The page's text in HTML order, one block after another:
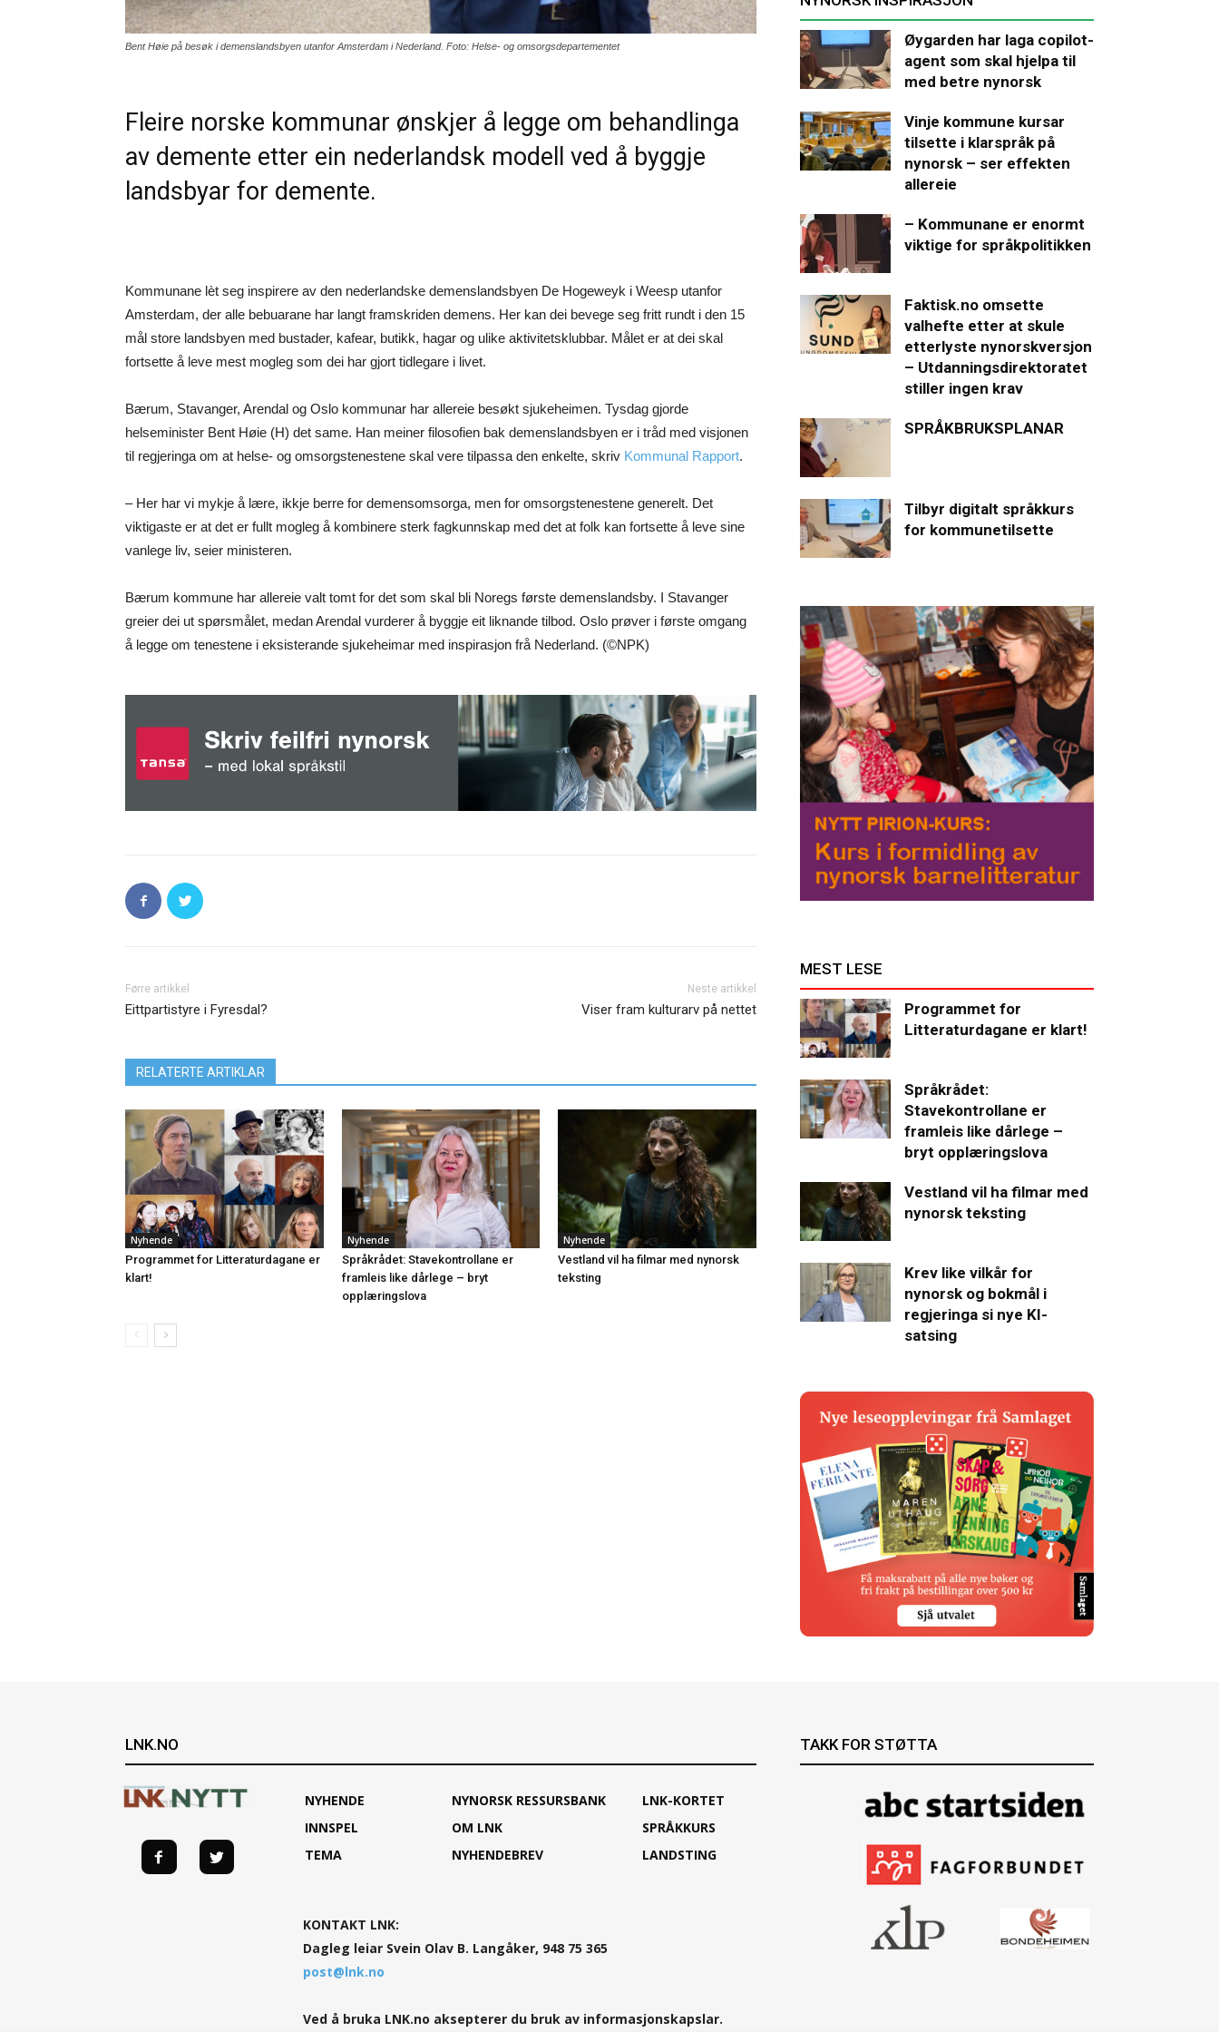
Bent Høie på besøk i demenslandsbyen utanfor Amsterdam i Nederland. Foto: Helse- og omsorgsdepartementet
Fleire norske kommunar ønskjer å legge om behandlinga
av demente etter ein nederlandsk modell ved å byggje
landsbyar for demente.
Kommunane lèt seg inspirere av den nederlandske demenslandsbyen De Hogeweyk i Weesp utanfor
Amsterdam, der alle bebuarane har langt framskriden demens. Her kan dei bevege seg fritt rundt i den 15
mål store landsbyen med bustader, kafear, butikk, hagar og ulike aktivitetsklubbar. Målet er at dei skal
fortsette å leve mest mogleg som dei har gjort tidlegare i livet.
Bærum, Stavanger, Arendal og Oslo kommunar har allereie besøkt sjukeheimen. Tysdag gjorde
helseminister Bent Høie (H) det same. Han meiner filosofien bak demenslandsbyen er i tråd med visjonen
til regjeringa om at helse- og omsorgstenestene skal vere tilpassa den enkelte, skriv Kommunal Rapport.
– Her har vi mykje å lære, ikkje berre for demensomsorga, men for omsorgstenestene generelt. Det
viktigaste er at det er fullt mogleg å kombinere sterk fagkunnskap med det at folk kan fortsette å leve sine
vanlege liv, seier ministeren.
Bærum kommune har allereie valt tomt for det som skal bli Noregs første demenslandsby. I Stavanger
greier dei ut spørsmålet, medan Arendal vurderer å byggje eit liknande tilbod. Oslo prøver i første omgang
å legge om tenestene i eksisterande sjukeheimar med inspirasjon frå Nederland. (©NPK)
Førre artikkel
Eittpartistyre i Fyresdal?
Neste artikkel
Viser fram kulturarv på nettet
RELATERTE ARTIKLAR
Nyhende
Programmet for Litteraturdagane er
klart!
Nyhende
Språkrådet: Stavekontrollane er
framleis like dårlege – bryt
opplæringslova
Nyhende
Vestland vil ha filmar med nynorsk
teksting
Øygarden har laga copilot-
agent som skal hjelpa til
med betre nynorsk
Vinje kommune kursar
tilsette i klarspråk på
nynorsk – ser effekten
allereie
– Kommunane er enormt
viktige for språkpolitikken
Faktisk.no omsette
valhefte etter at skule
etterlyste nynorskversjon
– Utdanningsdirektoratet
stiller ingen krav
SPRÅKBRUKSPLANAR
Tilbyr digitalt språkkurs
for kommunetilsette
MEST LESE
Programmet for
Litteraturdagane er klart!
Språkrådet:
Stavekontrollane er
framleis like dårlege –
bryt opplæringslova
Vestland vil ha filmar med
nynorsk teksting
Krev like vilkår for
nynorsk og bokmål i
regjeringa si nye KI-
satsing
LNK.NO
NYHENDE
INNSPEL
TEMA
NYNORSK RESSURSBANK
OM LNK
NYHENDEBREV
LNK-KORTET
SPRÅKKURS
LANDSTING
KONTAKT LNK:
Dagleg leiar Svein Olav B. Langåker, 948 75 365
post@lnk.no
Ved å bruka LNK.no aksepterer du bruk av informasjonskapslar.
TAKK FOR STØTTA